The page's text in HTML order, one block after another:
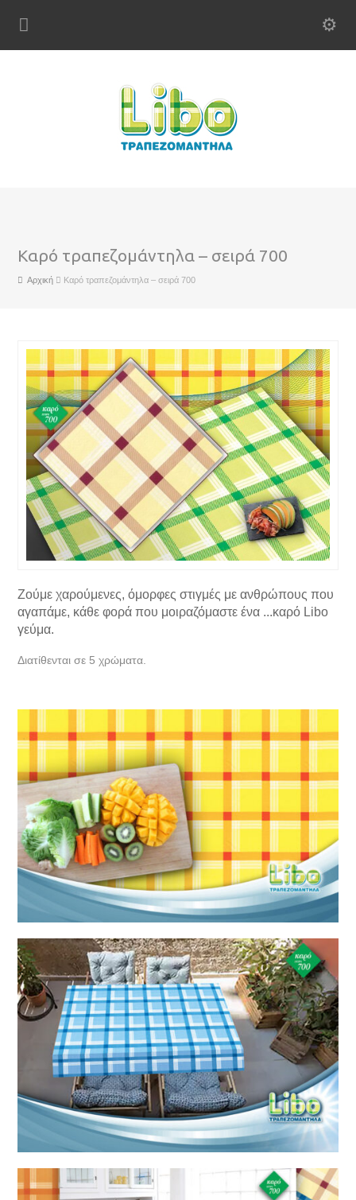
Καρό τραπεζομάντηλα – σειρά 700
Αρχική Καρό τραπεζομάντηλα – σειρά 700
Ζούμε χαρούμενες, όμορφες στιγμές με ανθρώπους που
αγαπάμε, κάθε φορά που μοιραζόμαστε ένα ...καρό Libo
γεύμα.
Διατίθενται σε 5 χρώματα.